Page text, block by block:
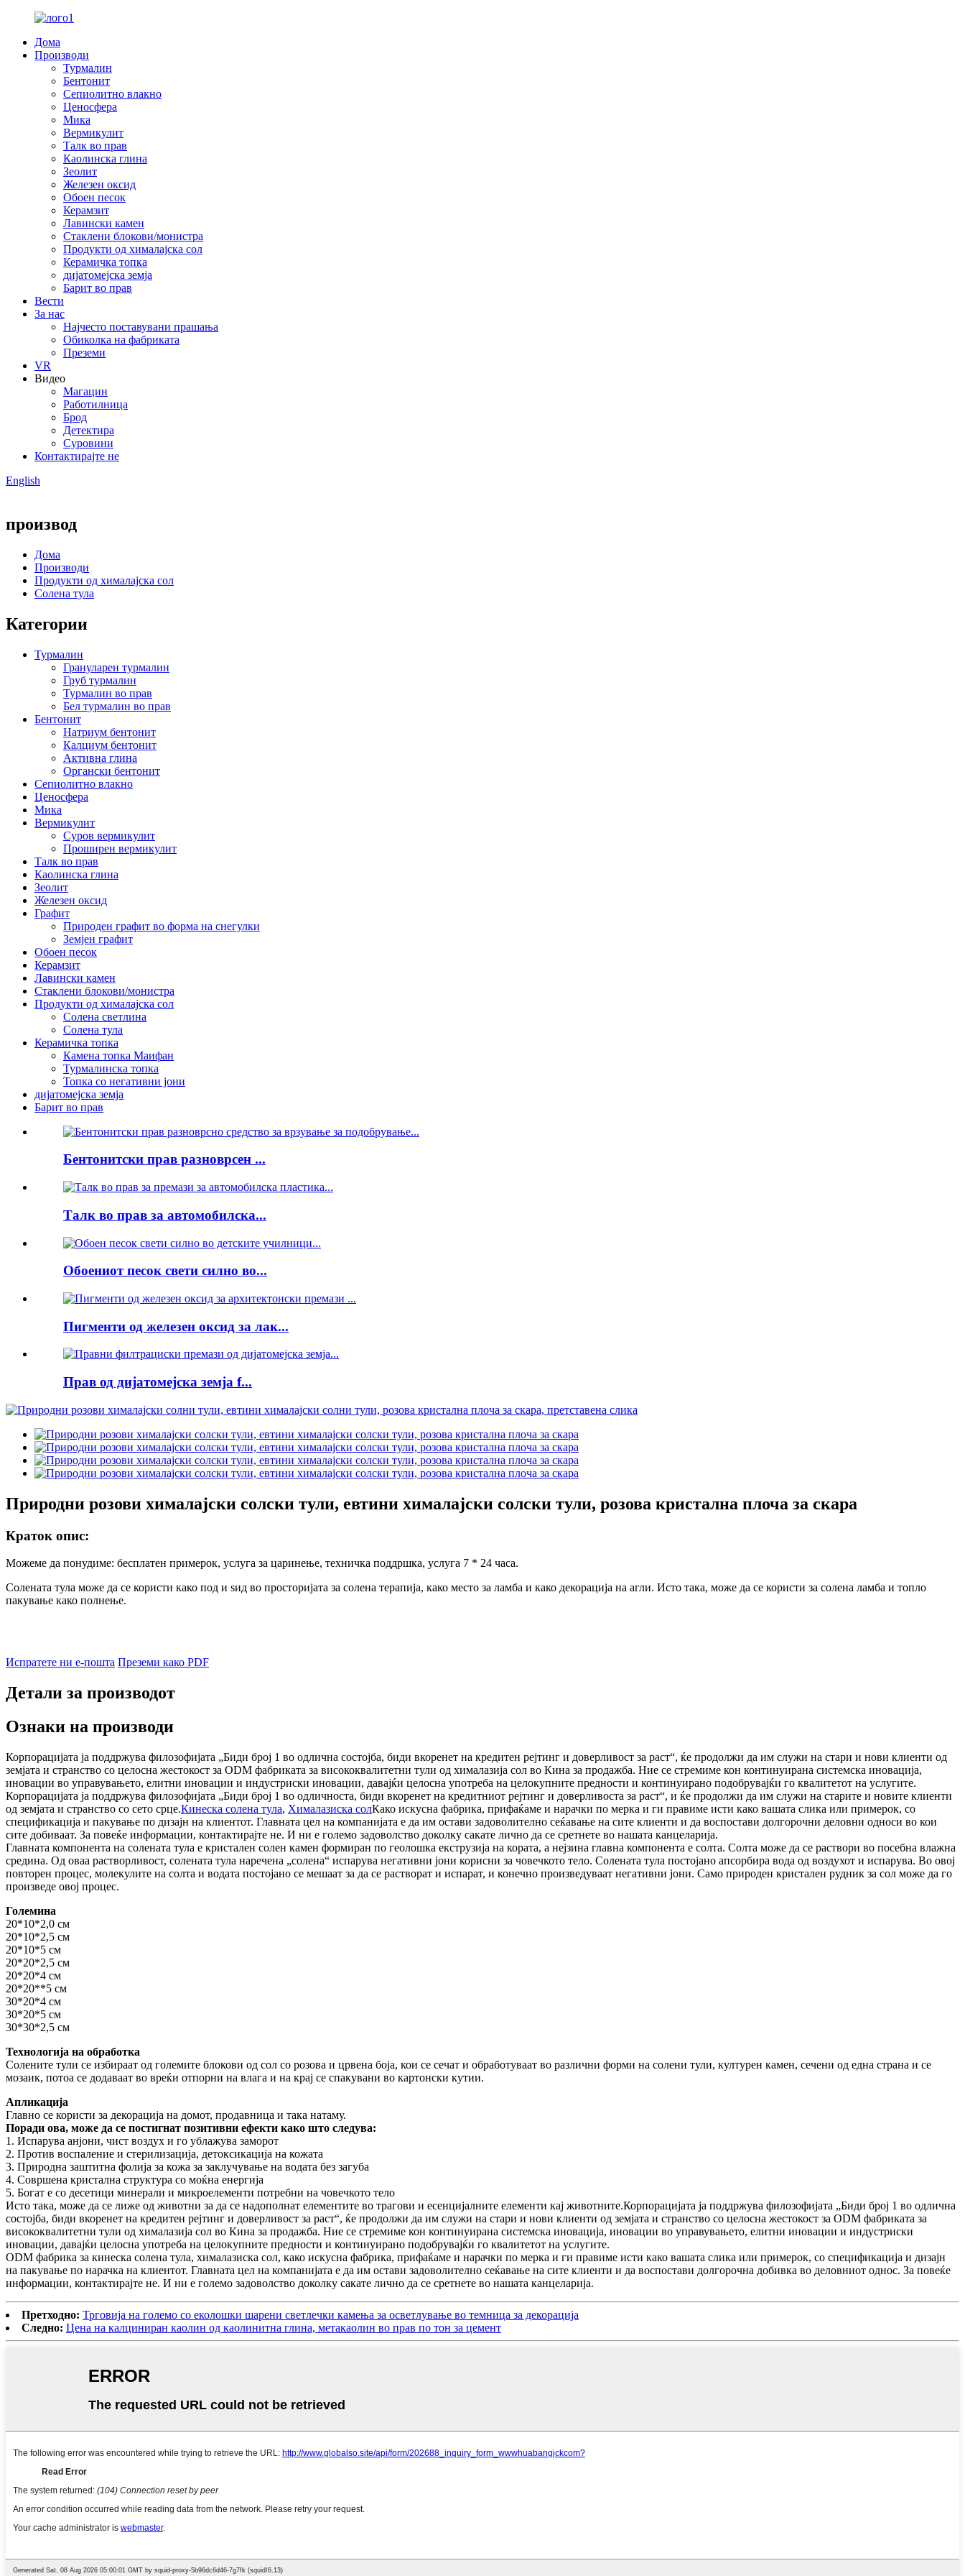
Дома
Производи
Турмалин
Бентонит
Сепиолитно влакно
Ценосфера
Мика
Вермикулит
Талк во прав
Каолинска глина
Зеолит
Железен оксид
Обоен песок
Керамзит
Лавински камен
Стаклени блокови/монистра
Продукти од хималајска сол
Керамичка топка
дијатомејска земја
Барит во прав
Вести
За нас
Најчесто поставувани прашања
Обиколка на фабриката
Преземи
VR
Видео
Магацин
Работилница
Брод
Детектира
Суровини
Контактирајте не
English
производ
Дома
Производи
Продукти од хималајска сол
Солена тула
Категории
Турмалин
Грануларен турмалин
Груб турмалин
Турмалин во прав
Бел турмалин во прав
Бентонит
Натриум бентонит
Калциум бентонит
Активна глина
Органски бентонит
Сепиолитно влакно
Ценосфера
Мика
Вермикулит
Суров вермикулит
Проширен вермикулит
Талк во прав
Каолинска глина
Зеолит
Железен оксид
Графит
Природен графит во форма на снегулки
Земјен графит
Обоен песок
Керамзит
Лавински камен
Стаклени блокови/монистра
Продукти од хималајска сол
Солена светлина
Солена тула
Керамичка топка
Камена топка Маифан
Турмалинска топка
Топка со негативни јони
дијатомејска земја
Барит во прав
Бентонитски прав разноврсен ...
Талк во прав за автомобилска...
Обоениот песок свети силно во...
Пигменти од железен оксид за лак...
Прав од дијатомејска земја f...
Природни розови хималајски солски тули, евтини хималајски солски тули, розова кристална плоча за скара
Краток опис:
Можеме да понудиме: бесплатен примерок, услуга за царинење, техничка поддршка, услуга 7 * 24 часа.
Солената тула може да се користи како под и ѕид во просторијата за солена терапија, како место за ламба и како декорација на агли. Исто така, може да се користи за солена ламба и топло
пакување како полнење.
Испратете ни е-пошта Преземи како PDF
Детали за производот
Ознаки на производи
Корпорацијата ја поддржува филозофијата „Биди број 1 во одлична состојба, биди вкоренет на кредитен рејтинг и доверливост за раст“, ​​ќе продолжи да им служи на стари и нови клиенти од
земјата и странство со целосна жестокост за ODM фабриката за висококвалитетни тули од хималазија сол во Кина за продажба. Ние се стремиме кон континуирана системска иновација,
иновации во управувањето, елитни иновации и индустриски иновации, давајќи целосна употреба на целокупните предности и континуирано подобрувајќи го квалитетот на услугите.
Корпорацијата ја поддржува филозофијата „Биди број 1 во одличноста, биди вкоренет на кредитниот рејтинг и доверливоста за раст“, ​​и ќе продолжи да им служи на старите и новите клиенти
од земјата и странство со сето срце.Кинеска солена тула, Хималазиска солКако искусна фабрика, прифаќаме и нарачки по мерка и ги правиме исти како вашата слика или примерок, со
спецификација и пакување по дизајн на клиентот. Главната цел на компанијата е да им остави задоволително сеќавање на сите клиенти и да воспостави долгорочни деловни односи во кои
сите добиваат. За повеќе информации, контактирајте не. И ни е големо задоволство доколку сакате лично да се сретнете во нашата канцеларија.
Главната компонента на солената тула е кристален солен камен формиран по геолошка екструзија на кората, а нејзина главна компонента е солта. Солта може да се раствори во посебна влажна
средина. Од оваа растворливост, солената тула наречена „солена“ испарува негативни јони корисни за човечкото тело. Солената тула постојано апсорбира вода од воздухот и испарува. Во овој
повторен процес, молекулите на солта и водата постојано се мешаат за да се растворат и испарат, и конечно произведуваат негативни јони. Само природен кристален рудник за сол може да го
произведе овој процес.
Големина
20*10*2,0 см
20*10*2,5 см
20*10*5 см
20*20*2,5 см
20*20*4 см
20*20**5 см
30*20*4 см
30*20*5 см
30*30*2,5 см
Технологија на обработка
Солените тули се избираат од големите блокови од сол со розова и црвена боја, кои се сечат и обработуваат во различни форми на солени тули, културен камен, сечени од една страна и се
мозаик, потоа се додаваат во вреќи отпорни на влага и на крај се спакувани во картонски кутии.
Апликација
Главно се користи за декорација на домот, продавница и така натаму.
Поради ова, може да се постигнат позитивни ефекти како што следува:
1. Испарува анјони, чист воздух и го ублажува заморот
2. Против воспаление и стерилизација, детоксикација на кожата
3. Природна заштитна фолија за кожа за заклучување на водата без загуба
4. Совршена кристална структура со моќна енергија
5. Богат е со десетици минерали и микроелементи потребни на човечкото тело
Исто така, може да се лиже од животни за да се надополнат елементите во трагови и есенцијалните елементи кај животните.Корпорацијата ја поддржува филозофијата „Биди број 1 во одлична
состојба, биди вкоренет на кредитен рејтинг и доверливост за раст“, ​​ќе продолжи да им служи на стари и нови клиенти од земјата и странство со целосна жестокост за ODM фабриката за
висококвалитетни тули од хималазија сол во Кина за продажба. Ние се стремиме кон континуирана системска иновација, иновации во управувањето, елитни иновации и индустриски
иновации, давајќи целосна употреба на целокупните предности и континуирано подобрувајќи го квалитетот на услугите.
ODM фабрика за кинеска солена тула, хималазиска сол, како искусна фабрика, прифаќаме и нарачки по мерка и ги правиме исти како вашата слика или примерок, со спецификација и дизајн
на пакување по нарачка на клиентот. Главната цел на компанијата е да им остави задоволително сеќавање на сите клиенти и да воспостави долгорочна добивка во деловниот однос. За повеќе
информации, контактирајте не. И ни е големо задоволство доколку сакате лично да се сретнете во нашата канцеларија.
Претходно: Трговија на големо со еколошки шарени светлечки камења за осветлување во темница за декорација
Следно: Цена на калциниран каолин од каолинитна глина, метакаолин во прав по тон за цемент